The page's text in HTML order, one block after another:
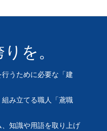
を。
うために必要な「建
み立てる職人「鳶職
知識や用語を取り上げ